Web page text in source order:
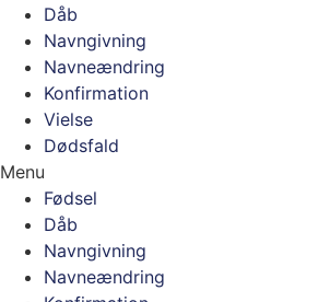
Dåb
Navngivning
Navneændring
Konfirmation
Vielse
Dødsfald
Menu
Fødsel
Dåb
Navngivning
Navneændring